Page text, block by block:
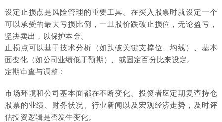
设定止损点是风险管理的重要工具。在买入股票时就设定一个
可以承受的最大亏损比例，一旦股价跌破止损位，无论盈亏，
坚决卖出，以保护本金。
止损点可以基于技术分析（如跌破关键支撑位、均线）、基本
面变化（如公司业绩低于预期）、或固定百分比来设定。
定期审查与调整：
市场环境和公司基本面都在不断变化。投资者应定期复查持仓
股票的业绩、财务状况、行业新闻以及宏观经济走势，及时评
估投资逻辑是否发生变化。